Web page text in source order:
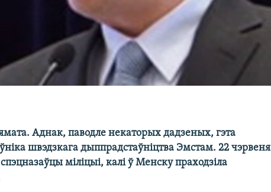
Аднак, паводле некаторых дадзеных, гэта
швэдзкага дыппрадстаўніцтва Эмстам. 22 чэрвеня
міліцыі, калі ў Менску праходзіла